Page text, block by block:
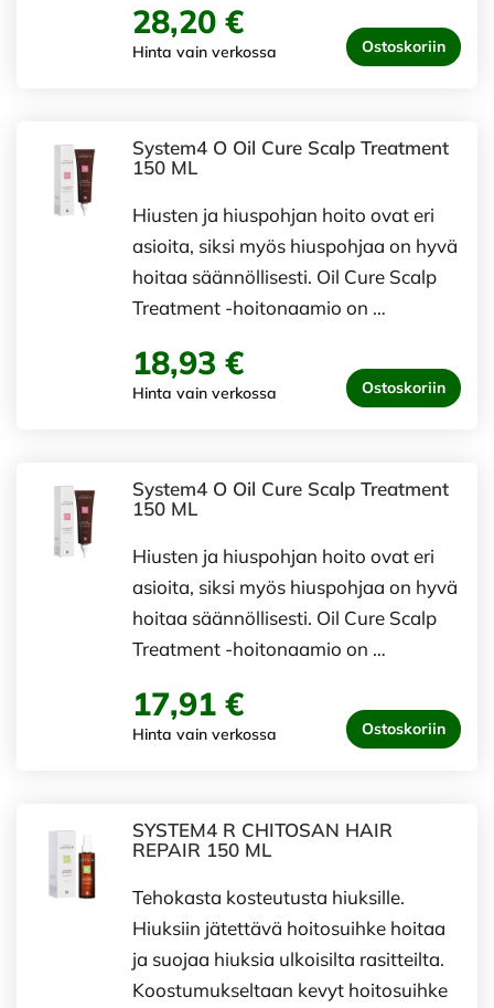
28,20 €
Hinta vain verkossa Ostoskoriin
System4 O Oil Cure Scalp Treatment
150 ML
Hiusten ja hiuspohjan hoito ovat eri
asioita, siksi myös hiuspohjaa on hyvä
hoitaa säännöllisesti. Oil Cure Scalp
Treatment -hoitonaamio on …
18,93 €
Hinta vain verkossa Ostoskoriin
System4 O Oil Cure Scalp Treatment
150 ML
Hiusten ja hiuspohjan hoito ovat eri
asioita, siksi myös hiuspohjaa on hyvä
hoitaa säännöllisesti. Oil Cure Scalp
Treatment -hoitonaamio on …
17,91 €
Hinta vain verkossa Ostoskoriin
SYSTEM4 R CHITOSAN HAIR
REPAIR 150 ML
Tehokasta kosteutusta hiuksille.
Hiuksiin jätettävä hoitosuihke hoitaa
ja suojaa hiuksia ulkoisilta rasitteilta.
Koostumukseltaan kevyt hoitosuihke